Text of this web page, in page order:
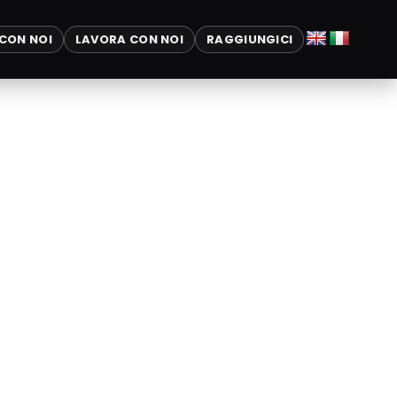
NOI LAVORA CON NOI RAGGIUNGICI